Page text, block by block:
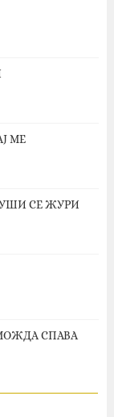
МЕ
СЕ ЖУРИ
МОЖДА СПАВА